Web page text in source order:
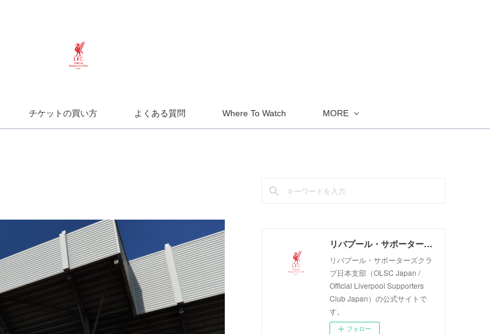
チケットの買い方 よくある質問 Where To Watch MORE
リバプール・サポーターズクラブ日本支部（OLSC Japan / Official Liverpool Supporters Club Japan）
リバプール・サポーターズクラ
ブ日本支部（OLSC Japan /
Official Liverpool Supporters
Club Japan）の公式サイトで
す。
フォロー